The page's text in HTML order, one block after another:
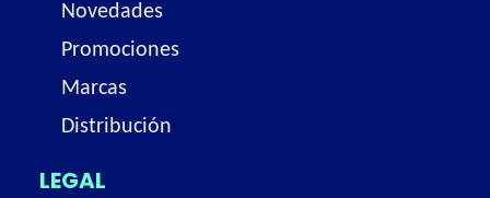
Novedades
Promociones
Marcas
Distribución
LEGAL